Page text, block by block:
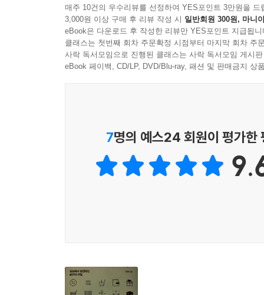
사례들을 통해 여러분이 협상의 본질을 꿰뚫고 협
- 하민회 경영학 박사, 이미지21 대표
매주 10건의 우수리뷰를 선정하여 YES포인트 3만원을 드
3,000원 이상 구매 후 리뷰 작성 시 일반회원 300원, 마니
eBook은 다운로드 후 작성한 리뷰만 YES포인트 지급됩니
클래스는 첫번째 회차 주문확정 시점부터 마지막 회차 주
사락 독서모임으로 진행된 클래스는 사락 독서모임 게시
eBook 페이백, CD/LP, DVD/Blu-ray, 패션 및 판매금지 상
7명의 예스24 회원이 평가한